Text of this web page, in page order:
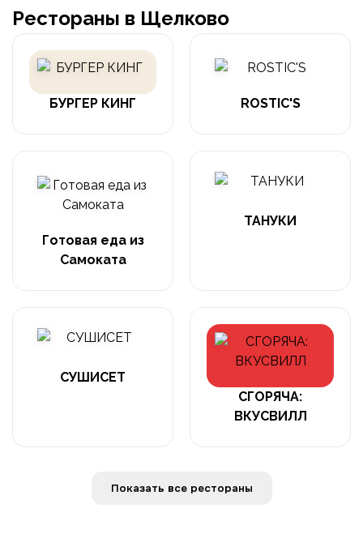
Рестораны в Щелково
БУРГЕР КИНГ ROSTIC'S
Готовая еда из
Самоката
ТАНУКИ
СУШИСЕТ
СГОРЯЧА:
ВКУСВИЛЛ
Показать все рестораны